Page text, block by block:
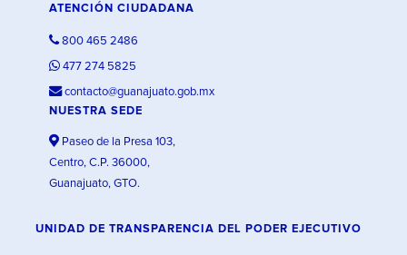
ATENCIÓN CIUDADANA
800 465 2486
477 274 5825
contacto@guanajuato.gob.mx
NUESTRA SEDE
Paseo de la Presa 103,
Centro, C.P. 36000,
Guanajuato, GTO.
UNIDAD DE TRANSPARENCIA DEL PODER EJECUTIVO